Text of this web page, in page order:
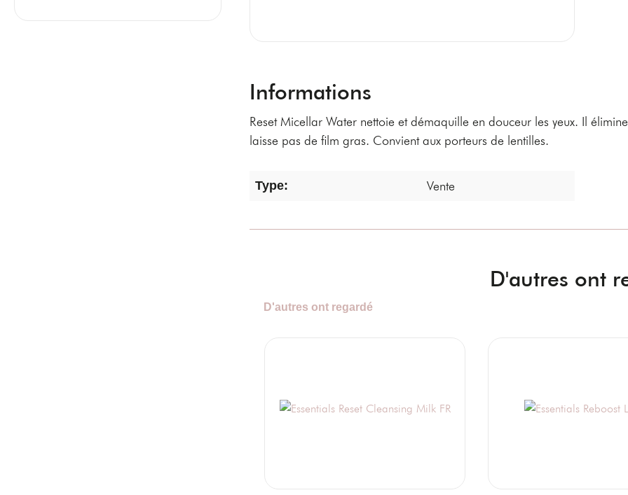
Informations
Reset Micellar Water nettoie et démaquille en douceur les yeux. Il
laisse pas de film gras. Convient aux porteurs de lentilles.
Type: Vente
D'autres ont
D'autres ont regardé